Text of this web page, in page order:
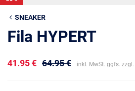
SNEAKER
Fila HYPERT
41.95 € 64.95 € inkl. MwSt. ggfs. zzgl.